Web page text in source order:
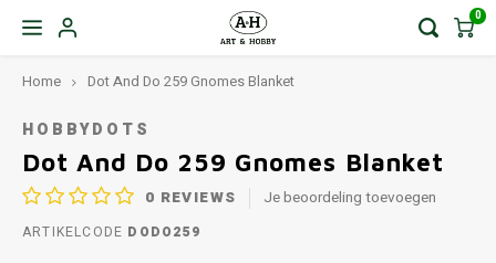
0
Home Dot And Do 259 Gnomes Blanket
HOBBYDOTS
Dot And Do 259 Gnomes Blanket
0 REVIEWS Je beoordeling toevoegen
ARTIKELCODE DODO259